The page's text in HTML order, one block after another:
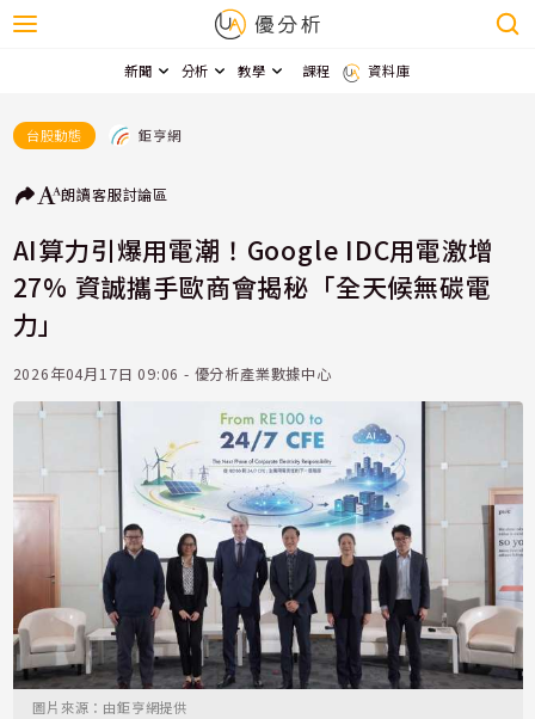
新聞 分析 教學 課程 資料庫
台股動態 鉅亨網
朗讀客服討論區
AI算力引爆用電潮！Google IDC用電激增
27% 資誠攜手歐商會揭秘「全天候無碳電
力」
2026年04月17日 09:06 - 優分析產業數據中心
圖片來源：由鉅亨網提供